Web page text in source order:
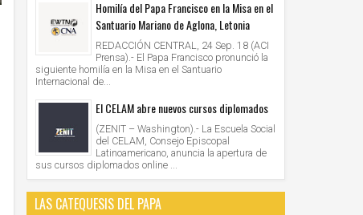
Homilía del Papa Francisco en la Misa en el
Santuario Mariano de Aglona, Letonia
REDACCIÓN CENTRAL, 24 Sep. 18 (ACI
Prensa).- El Papa Francisco pronunció la
siguiente homilía en la Misa en el Santuario
Internacional de...
El CELAM abre nuevos cursos diplomados
(ZENIT – Washington).- La Escuela Social
del CELAM, Consejo Episcopal
Latinoamericano, anuncia la apertura de
sus cursos diplomados online ...
LAS CATEQUESIS DEL PAPA